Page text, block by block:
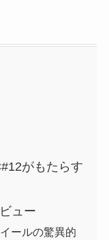
がもたらす
ュー
ールの驚異的